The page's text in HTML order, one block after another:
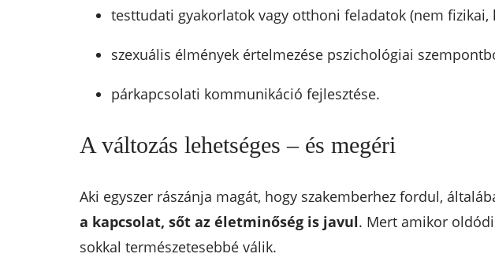
testtudati gyakorlatok vagy otthoni feladatok (nem fizikai,
szexuális élmények értelmezése pszichológiai
párkapcsolati kommunikáció fejlesztése.
A változás lehetséges – és megéri
Aki egyszer rászánja magát, hogy szakemberhez fordul,
a kapcsolat, sőt az életminőség is javul. Mert amikor
sokkal természetesebbé válik.